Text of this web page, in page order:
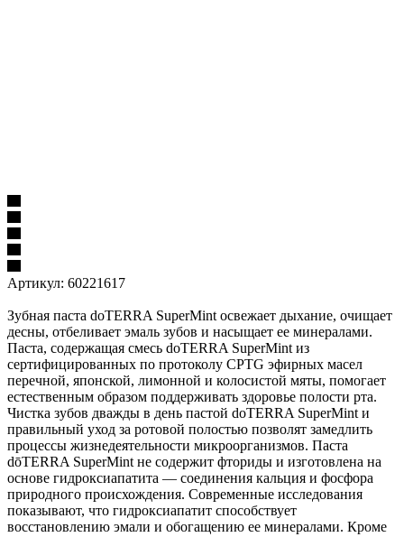
Артикул: 60221617
Зубная паста doTERRA SuperMint освежает дыхание, очищает
десны, отбеливает эмаль зубов и насыщает ее минералами.
Паста, содержащая смесь doTERRA SuperMint из
сертифицированных по протоколу CPTG эфирных масел
перечной, японской, лимонной и колосистой мяты, помогает
естественным образом поддерживать здоровье полости рта.
Чистка зубов дважды в день пастой doTERRA SuperMint и
правильный уход за ротовой полостью позволят замедлить
процессы жизнедеятельности микроорганизмов. Паста
dōTERRA SuperMint не содержит фториды и изготовлена на
основе гидроксиапатита — соединения кальция и фосфора
природного происхождения. Современные исследования
показывают, что гидроксиапатит способствует
восстановлению эмали и обогащению ее минералами. Кроме